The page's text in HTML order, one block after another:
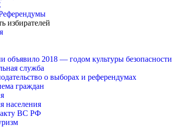
избирателей
объявило 2018 — годом культуры безопасности
служба
о выборах и референдумах
граждан
населения
ВС РФ